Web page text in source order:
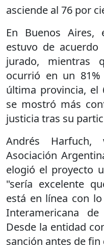
asciende al 76 por
En Buenos
estuvo de
jurado, mientras
ocurrió en un
última provincia, el
se mostró más
justicia tras su
Andrés Harfuch,
Asociación
elogió el proyecto
"sería excelente
está en línea con
Interamericana
Desde la entidad
sanción antes de fin